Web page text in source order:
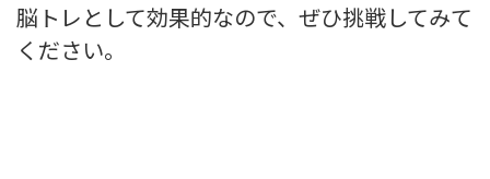
脳トレとして効果的なので、ぜひ挑戦してみて
ください。